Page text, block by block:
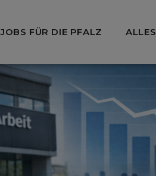
JOBS FÜR DIE PFALZ